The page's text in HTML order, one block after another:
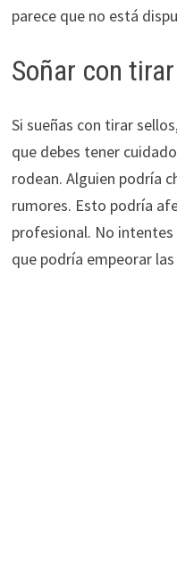
parece que no está
Soñar con
Si sueñas con tirar
que debes tener
rodean. Alguien podría
rumores. Esto podría
profesional. No
que podría empeorar las